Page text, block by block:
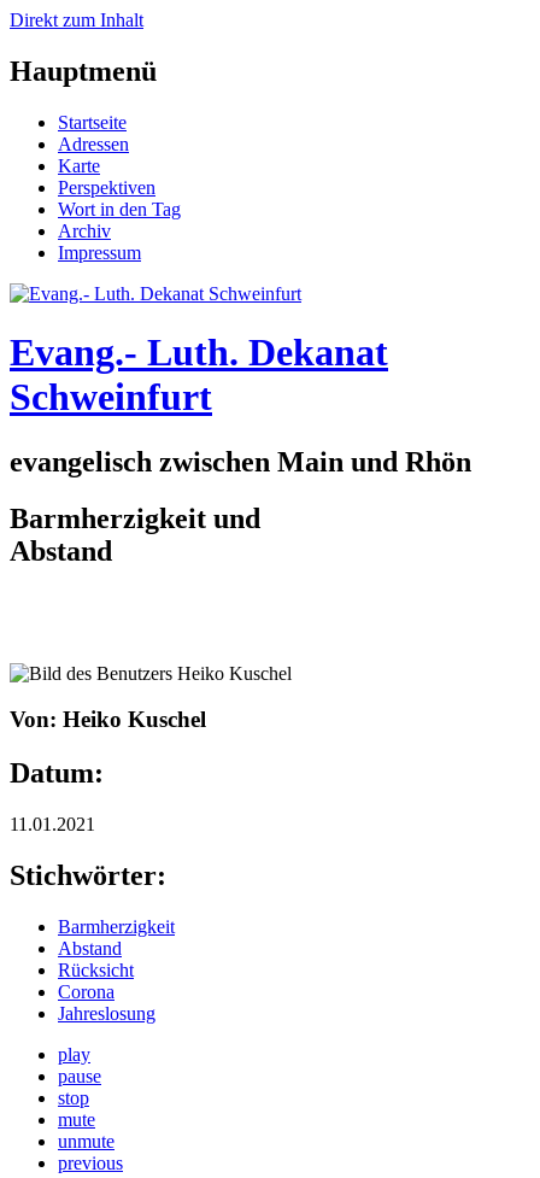
Direkt zum Inhalt
Hauptmenü
Startseite
Adressen
Karte
Perspektiven
Wort in den Tag
Archiv
Impressum
Evang.- Luth. Dekanat
Schweinfurt
evangelisch zwischen Main und Rhön
Barmherzigkeit und
Abstand
Von: Heiko Kuschel
Datum:
11.01.2021
Stichwörter:
Barmherzigkeit
Abstand
Rücksicht
Corona
Jahreslosung
play
pause
stop
mute
unmute
previous